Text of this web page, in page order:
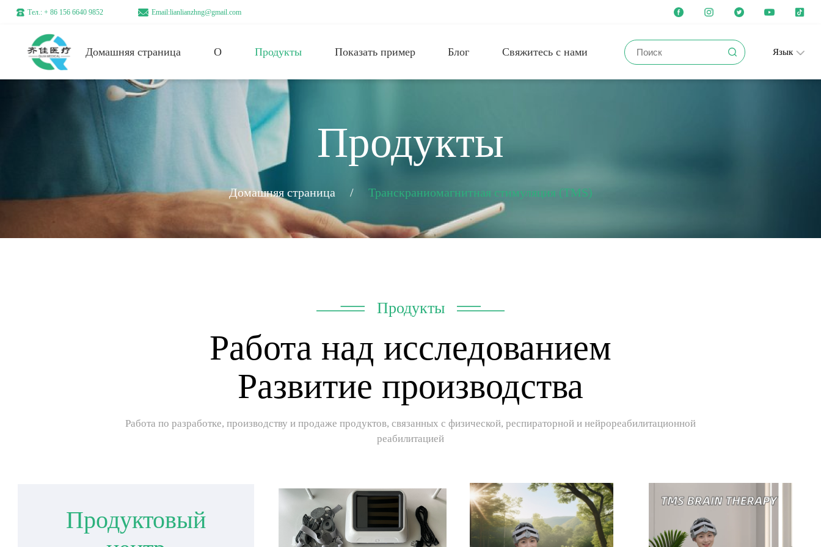
Тел.: + 86 156 6640 9852 Email:lianlianzhng@gmail.com
Домашняя страница О Продукты Показать пример Блог Свяжитесь с нами Язык
Продукты
Домашняя страница / Транскраниомагнитная стимуляция (TMS)
Продукты
Работа над исследованием
Развитие производства
Работа по разработке, производству и продаже продуктов, связанных с физической, респираторной и нейрореабилитационной
реабилитацией
Продуктовый